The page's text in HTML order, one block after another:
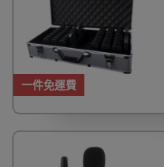
一件免運費